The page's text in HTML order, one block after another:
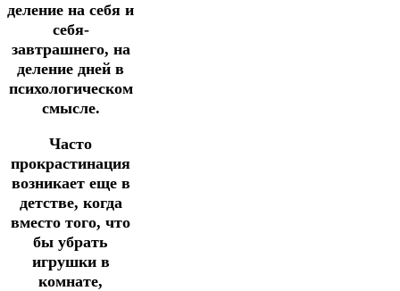
деление на себя и
себя-
завтрашнего, на
деление дней в
психологическом
смысле.
Часто
прокрастинация
возникает еще в
детстве, когда
вместо того, что
бы убрать
игрушки в
комнате,